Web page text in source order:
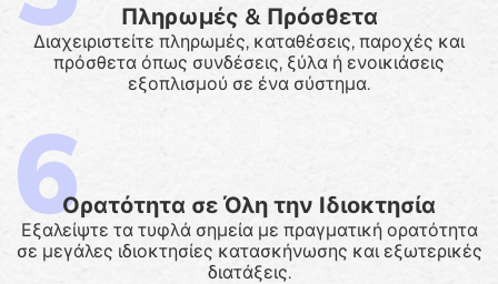
Πληρωμές & Πρόσθετα
Διαχειριστείτε πληρωμές, καταθέσεις, παροχές και
πρόσθετα όπως συνδέσεις, ξύλα ή ενοικιάσεις
εξοπλισμού σε ένα σύστημα.
Ορατότητα σε Όλη την Ιδιοκτησία
Εξαλείψτε τα τυφλά σημεία με πραγματική ορατότητα
σε μεγάλες ιδιοκτησίες κατασκήνωσης και εξωτερικές
διατάξεις.